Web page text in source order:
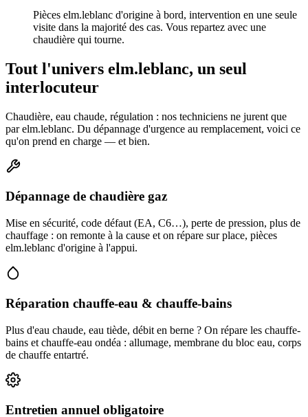
Pièces elm.leblanc d'origine à bord, intervention en une seule
visite dans la majorité des cas. Vous repartez avec une
chaudière qui tourne.
Tout l'univers elm.leblanc, un seul
interlocuteur
Chaudière, eau chaude, régulation : nos techniciens ne jurent que
par elm.leblanc. Du dépannage d'urgence au remplacement, voici ce
qu'on prend en charge — et bien.
Dépannage de chaudière gaz
Mise en sécurité, code défaut (EA, C6…), perte de pression, plus de
chauffage : on remonte à la cause et on répare sur place, pièces
elm.leblanc d'origine à l'appui.
Réparation chauffe-eau & chauffe-bains
Plus d'eau chaude, eau tiède, débit en berne ? On répare les chauffe-
bains et chauffe-eau ondéa : allumage, membrane du bloc eau, corps
de chauffe entartré.
Entretien annuel obligatoire